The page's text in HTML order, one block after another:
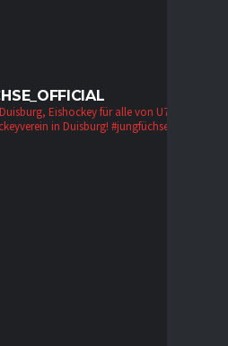
Eishockey für alle von U7 bis zur
in Duisburg! #jungfüchse #evd